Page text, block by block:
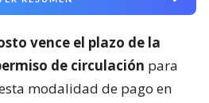
vence el plazo de la
de circulación para
modalidad de pago en